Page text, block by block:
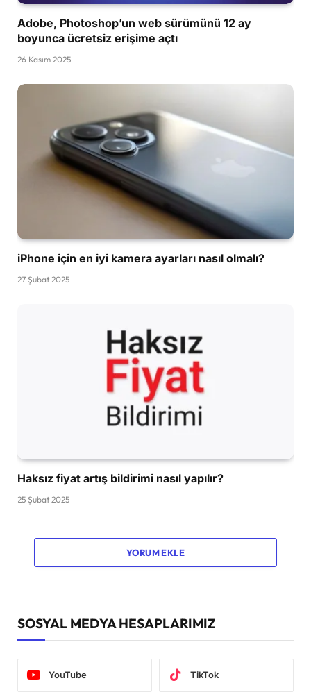
Adobe, Photoshop’un web sürümünü 12 ay
boyunca ücretsiz erişime açtı
26 Kasım 2025
iPhone için en iyi kamera ayarları nasıl olmalı?
27 Şubat 2025
Haksız fiyat artış bildirimi nasıl yapılır?
25 Şubat 2025
YORUM EKLE
SOSYAL MEDYA HESAPLARIMIZ
YouTube TikTok